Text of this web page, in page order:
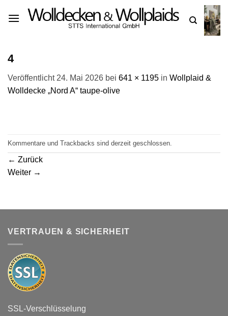
Inhalt
4
Veröffentlicht 24. Mai 2026 bei 641 × 1195 in Wollplaid &
Wolldecke „Nord A“ taupe-olive
Kommentare und Trackbacks sind derzeit geschlossen.
← Zurück
Weiter →
VERTRAUEN & SICHERHEIT
SSL-Verschlüsselung